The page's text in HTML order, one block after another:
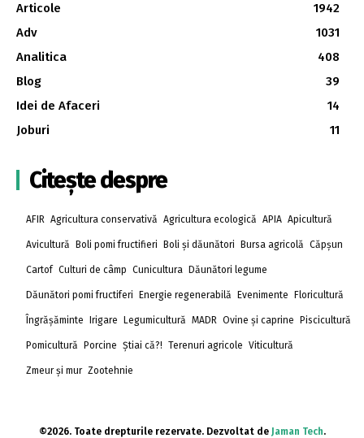
Articole
1942
Adv
1031
Analitica
408
Blog
39
Idei de Afaceri
14
Joburi
11
Citește despre
AFIR Agricultura conservativă Agricultura ecologică APIA Apicultură
Avicultură Boli pomi fructifieri Boli și dăunători Bursa agricolă Căpșun
Cartof Culturi de câmp Cunicultura Dăunători legume
Dăunători pomi fructiferi Energie regenerabilă Evenimente Floricultură
Îngrășăminte Irigare Legumicultură MADR Ovine și caprine Piscicultură
Pomicultură Porcine Știai că?! Terenuri agricole Viticultură
Zmeur și mur Zootehnie
©2026. Toate drepturile rezervate. Dezvoltat de Jaman Tech.